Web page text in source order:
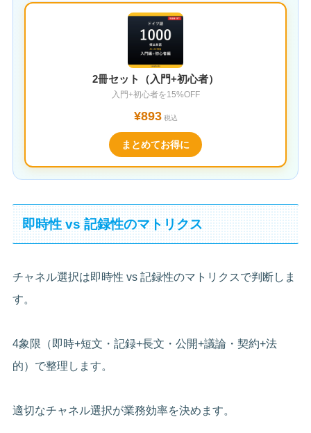
2冊セット（入門+初心者）
入門+初心者を15%OFF
¥893税込
まとめてお得に
即時性 vs 記録性のマトリクス
チャネル選択は即時性 vs 記録性のマトリクスで判断しま
す。
4象限（即時+短文・記録+長文・公開+議論・契約+法
的）で整理します。
適切なチャネル選択が業務効率を決めます。